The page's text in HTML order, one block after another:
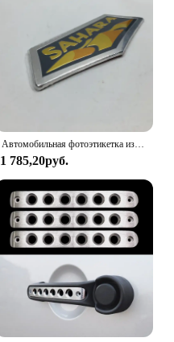
Автомобильная фотоэтикетка из алюминия с эмблемой сахара, значок-наклейка для Jeep Wrangler 2007-2013 Sahara Fender, боковой автомобильный Стайлинг
1 785,20руб.